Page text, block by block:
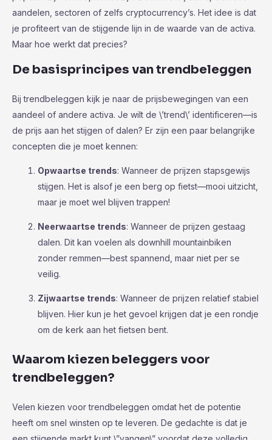
aandelen, sectoren of zelfs cryptocurrency’s. Het idee is dat
je profiteert van de stijgende lijn in de waarde van de activa.
Maar hoe werkt dat precies?
De basisprincipes van trendbeleggen
Bij trendbeleggen kijk je naar de prijsbewegingen van een
aandeel of andere activa. Je wilt de \’trend\’ identificeren—is
de prijs aan het stijgen of dalen? Er zijn een paar belangrijke
concepten die je moet kennen:
Opwaartse trends: Wanneer de prijzen stapsgewijs
stijgen. Het is alsof je een berg op fietst—mooi uitzicht,
maar je moet wel blijven trappen!
Neerwaartse trends: Wanneer de prijzen gestaag
dalen. Dit kan voelen als downhill mountainbiken
zonder remmen—best spannend, maar niet per se
veilig.
Zijwaartse trends: Wanneer de prijzen relatief stabiel
blijven. Hier kun je het gevoel krijgen dat je een rondje
om de kerk aan het fietsen bent.
Waarom kiezen beleggers voor
trendbeleggen?
Velen kiezen voor trendbeleggen omdat het de potentie
heeft om snel winsten op te leveren. De gedachte is dat je